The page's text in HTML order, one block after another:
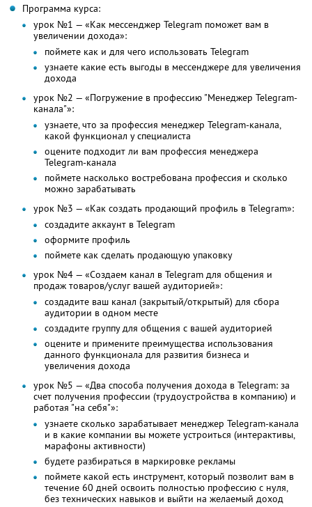
Программа курса:
урок №1 — «Как мессенджер Telegram поможет вам в
увеличении дохода»:
поймете как и для чего использовать Telegram
узнаете какие есть выгоды в мессенджере для увеличения
дохода
урок №2 — «Погружение в профессию "Менеджер Telegram-
канала"»:
узнаете, что за профессия менеджер Telegram-канала,
какой функционал у специалиста
оцените подходит ли вам профессия менеджера
Telegram-канала
поймете насколько востребована профессия и сколько
можно зарабатывать
урок №3 — «Как создать продающий профиль в Telegram»:
создадите аккаунт в Telegram
оформите профиль
поймете как сделать продающую упаковку
урок №4 — «Создаем канал в Telegram для общения и
продаж товаров/услуг вашей аудиторией»:
создадите ваш канал (закрытый/открытый) для сбора
аудитории в одном месте
создадите группу для общения с вашей аудиторией
оцените и примените преимущества использования
данного функционала для развития бизнеса и
увеличения дохода
урок №5 — «Два способа получения дохода в Telegram: за
счет получения профессии (трудоустройства в компанию) и
работая "на себя"»:
узнаете сколько зарабатывает менеджер Telegram-канала
и в какие компании вы можете устроиться (интерактивы,
марафоны активности)
будете разбираться в маркировке рекламы
поймете какой есть инструмент, который позволит вам в
течение 60 дней освоить полностью профессию с нуля,
без технических навыков и выйти на желаемый доход